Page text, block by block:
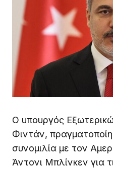
Ο υπουργός
Φιντάν,
συνομιλία με τον
Άντονι Μπλίνκεν για